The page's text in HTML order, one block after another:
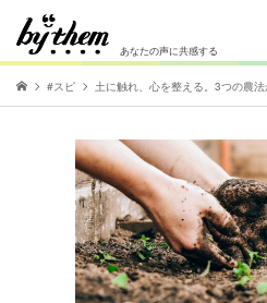
あなたの声に共感する
#スピ 土に触れ、心を整える。3つの農